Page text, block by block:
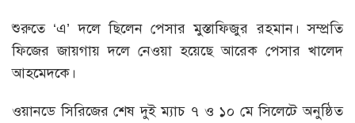
শুরুতে ‘এ’ দলে ছিলেন পেসার মুস্তাফিজুর রহমান। সম্প্রতি
ফিজের জায়গায় দলে নেওয়া হয়েছে আরেক পেসার খালেদ
আহমেদকে।
ওয়ানডে সিরিজের শেষ দুই ম্যাচ ৭ ও ১০ মে সিলেটে অনুষ্ঠিত